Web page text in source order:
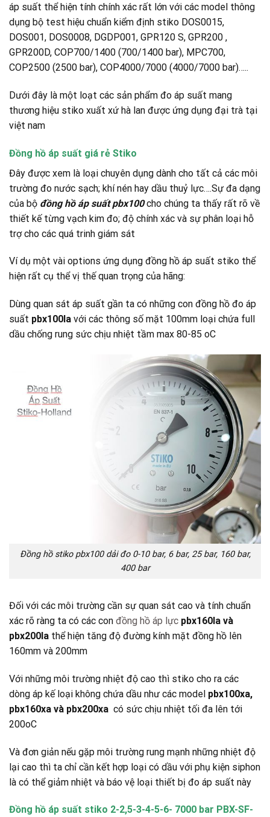
áp suất thể hiện tính chính xác rất lớn với các model thông
dụng bộ test hiệu chuẩn kiểm định stiko DOS0015,
DOS001, DOS0008, DGDP001, GPR120 S, GPR200 ,
GPR200D, COP700/1400 (700/1400 bar), MPC700,
COP2500 (2500 bar), COP4000/7000 (4000/7000 bar)…..
Dưới đây là một loạt các sản phẩm đo áp suất mang
thương hiệu stiko xuất xứ hà lan được ứng dụng đại trà tại
việt nam
Đồng hồ áp suất giá rẻ Stiko
Đây được xem là loại chuyên dụng dành cho tất cả các môi
trường đo nước sạch; khí nén hay dầu thuỷ lực….Sự đa dạng
của bộ đồng hồ áp suất pbx100cho chúng ta thấy rất rõ về
thiết kế từng vạch kim đo; độ chính xác và sự phân loại hỗ
trợ cho các quá trinh giám sát
Ví dụ một vài options ứng dụng đồng hồ áp suất stiko thể
hiện rất cụ thể vị thế quan trọng của hãng:
Dùng quan sát áp suất gần ta có những con đồng hồ đo áp
suất pbx100la với các thông số mặt 100mm loại chứa full
dầu chống rung sức chịu nhiệt tầm max 80-85 oC
Đồng hồ stiko pbx100 dải đo 0-10 bar, 6 bar, 25 bar, 160 bar,
400 bar
Đối với các môi trường cần sự quan sát cao và tính chuẩn
xác rõ ràng ta có các con đồng hồ áp lực pbx160la và
pbx200la thể hiện tăng độ đường kính mặt đồng hồ lên
160mm và 200mm
Với những môi trường nhiệt độ cao thì stiko cho ra các
dòng áp kế loại không chứa dầu như các model pbx100xa,
pbx160xa và pbx200xa có sức chịu nhiệt tối đa lên tới
200oC
Và đơn giản nếu gặp môi trường rung mạnh những nhiệt độ
lại cao thì ta chỉ cần kết hợp loại có dầu với phụ kiện siphon
là có thể giảm nhiệt và báo vệ loại thiết bị đo áp suất này
Đồng hồ áp suất stiko 2-2,5-3-4-5-6- 7000 bar PBX-SF-